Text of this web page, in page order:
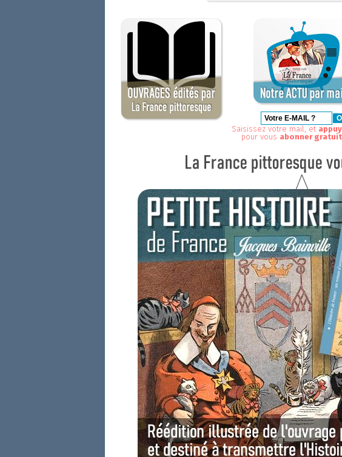
Saisissez votre mail, et
pour vous abonner